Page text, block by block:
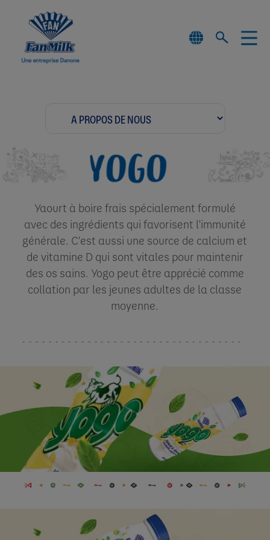
Yaourt à boire frais spécialement formulé
avec des ingrédients qui favorisent l'immunité
générale. C'est aussi une source de calcium et
de vitamine D qui sont vitales pour maintenir
des os sains. Yogo peut être apprécié comme
collation par les jeunes adultes de la classe
moyenne.